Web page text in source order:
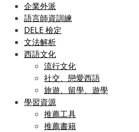
企業外派
語言師資訓練
DELE 檢定
文法解析
西語文化
流行文化
社交、戀愛西語
旅遊、留學、遊學
學習資源
推薦工具
推薦書籍